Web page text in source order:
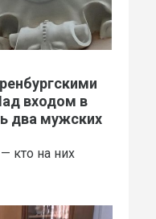
входом в
два мужских
кто на них